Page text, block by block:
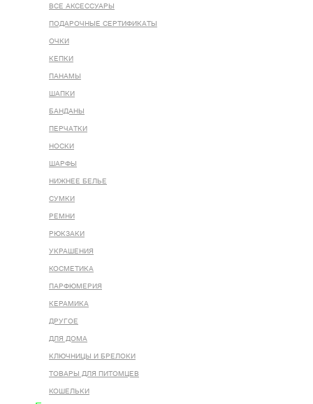
ВСЕ AКСЕССУАРЫ
ПОДАРОЧНЫЕ СЕРТИФИКАТЫ
ОЧКИ
КЕПКИ
ПАНАМЫ
ШАПКИ
БАНДАНЫ
ПЕРЧАТКИ
НОСКИ
ШАРФЫ
НИЖНЕЕ БЕЛЬЕ
СУМКИ
РЕМНИ
РЮКЗАКИ
УКРАШЕНИЯ
КОСМЕТИКА
ПАРФЮМЕРИЯ
КЕРАМИКА
ДРУГОЕ
ДЛЯ ДОМА
КЛЮЧНИЦЫ И БРЕЛОКИ
ТОВАРЫ ДЛЯ ПИТОМЦЕВ
КОШЕЛЬКИ